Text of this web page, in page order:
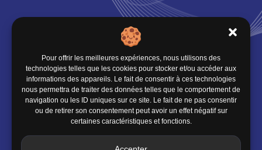
Pour offrir les meilleures expériences, nous utilisons des
technologies telles que les cookies pour stocker et/ou accéder aux
informations des appareils. Le fait de consentir à ces technologies
nous permettra de traiter des données telles que le comportement de
navigation ou les ID uniques sur ce site. Le fait de ne pas consentir
ou de retirer son consentement peut avoir un effet négatif sur
certaines caractéristiques et fonctions.
Où nous trouver
Organisation du LTDS
Contact
École Centrale de Lyon